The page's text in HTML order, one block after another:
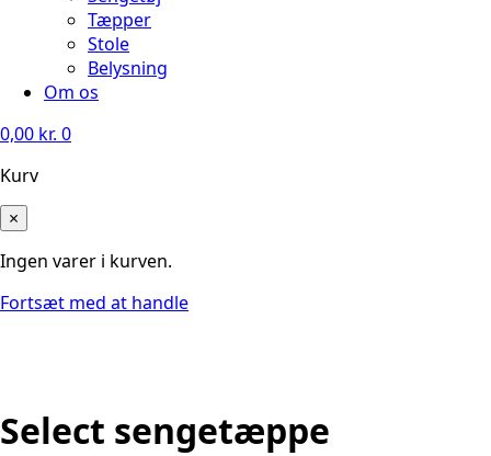
Tæpper
Stole
Belysning
Om os
0,00 kr. 0
Kurv
×
Ingen varer i kurven.
Fortsæt med at handle
Select sengetæppe